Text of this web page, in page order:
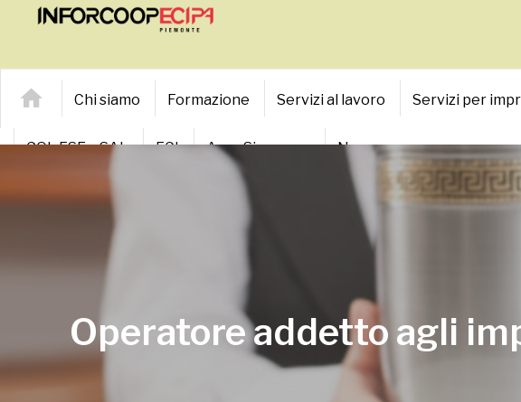
Chi siamo Formazione Servizi al lavoro Servizi per
GOL FSE – SAL FCI Area Sicurezza News
Home Operatore addetto agli impianti di cremazione
Operatore addetto agli